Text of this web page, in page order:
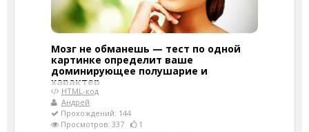
Мозг не обманешь — тест по одной
картинке определит ваше
доминирующее полушарие и
характер
HTML-код
Андрей
Прохождений: 144
Просмотров: 337
1